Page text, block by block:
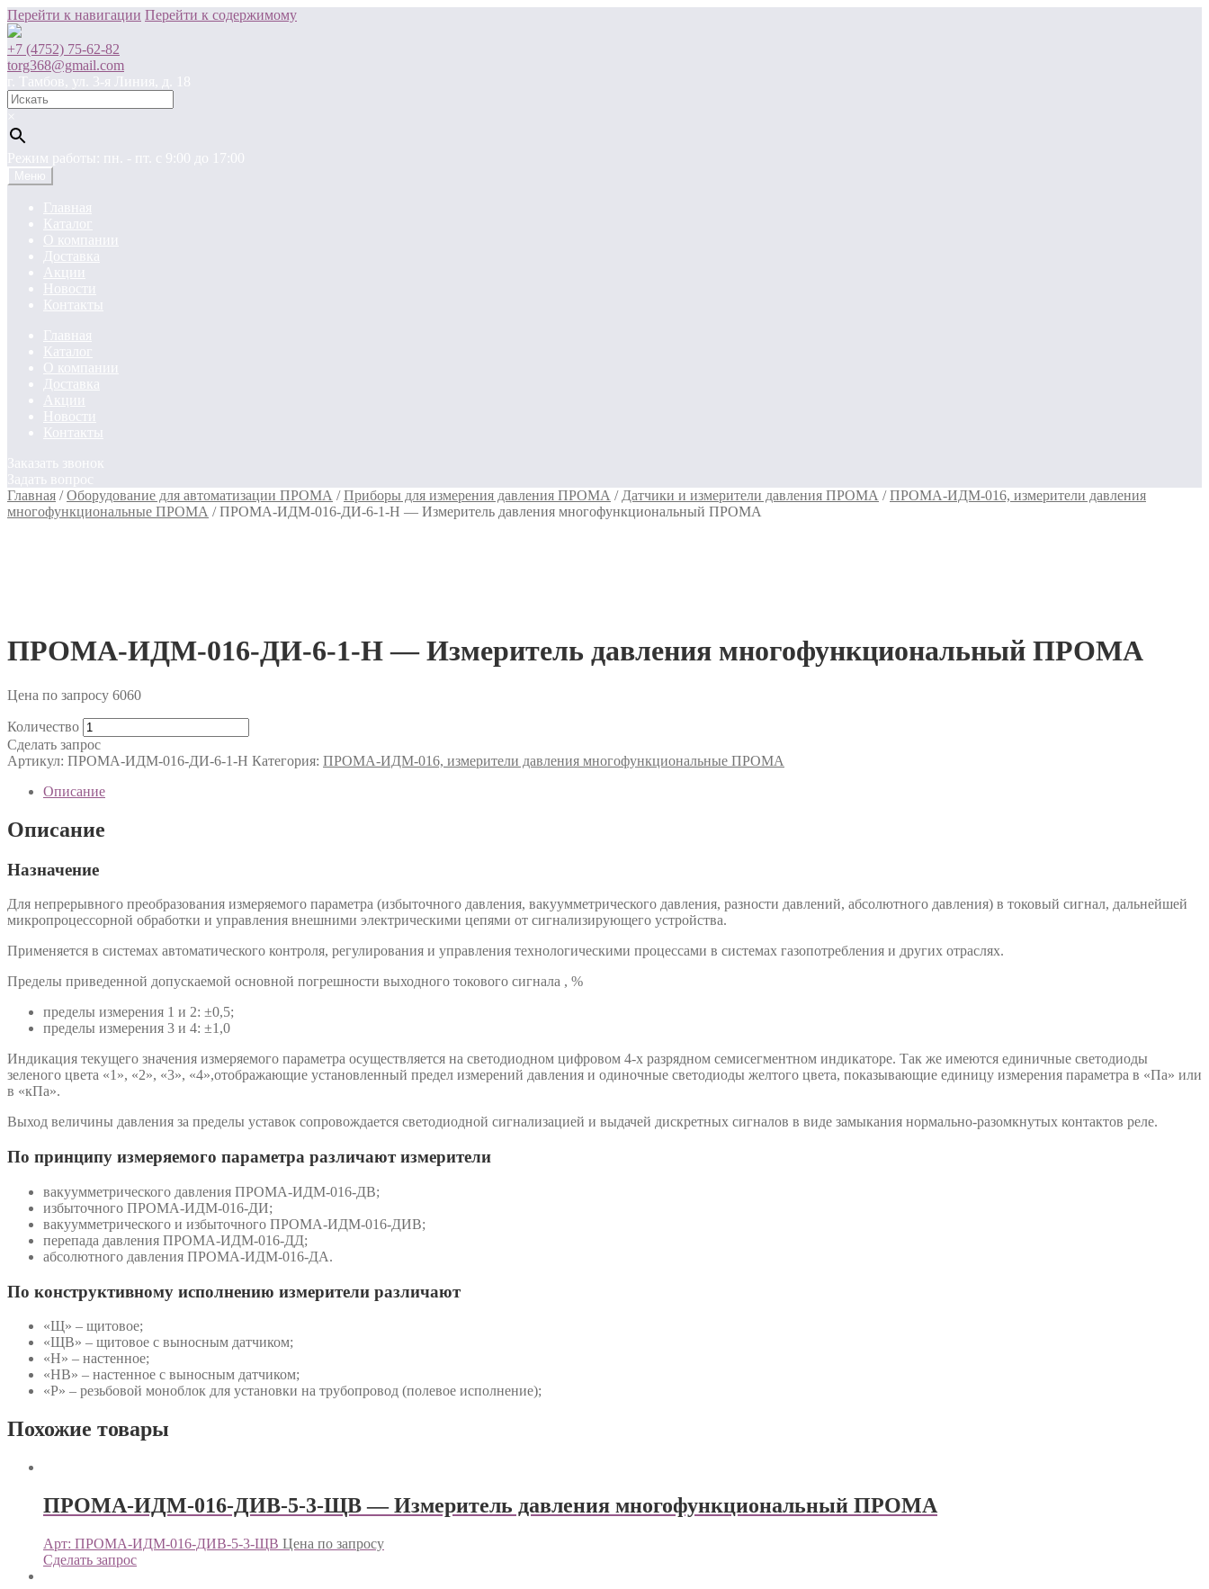
Перейти к навигации Перейти к содержимому
+7 (4752) 75-62-82
torg368@gmail.com
г. Тамбов, ул. 3-я Линия, д. 18
×
Режим работы: пн. - пт. c 9:00 до 17:00
Меню
Главная
Каталог
О компании
Доставка
Акции
Новости
Контакты
Главная
Каталог
О компании
Доставка
Акции
Новости
Контакты
Заказать звонок
Задать вопрос
Главная /Оборудование для автоматизации ПРОМА /Приборы для измерения давления ПРОМА / Датчики и измерители давления ПРОМА /ПРОМА-ИДМ-016, измерители давления
многофункциональные ПРОМА /ПРОМА-ИДМ-016-ДИ-6-1-Н — Измеритель давления многофункциональный ПРОМА
ПРОМА-ИДМ-016-ДИ-6-1-Н — Измеритель давления многофункциональный ПРОМА
Цена по запросу 6060
Количество
Сделать запрос
Артикул: ПРОМА-ИДМ-016-ДИ-6-1-Н Категория: ПРОМА-ИДМ-016, измерители давления многофункциональные ПРОМА
Описание
Описание
Назначение
Для непрерывного преобразования измеряемого параметра (избыточного давления, вакуумметрического давления, разности давлений, абсолютного давления) в токовый сигнал, дальнейшей
микропроцессорной обработки и управления внешними электрическими цепями от сигнализирующего устройства.
Применяется в системах автоматического контроля, регулирования и управления технологическими процессами в системах газопотребления и других отраслях.
Пределы приведенной допускаемой основной погрешности выходного токового сигнала , %
пределы измерения 1 и 2: ±0,5;
пределы измерения 3 и 4: ±1,0
Индикация текущего значения измеряемого параметра осуществляется на светодиодном цифровом 4-х разрядном семисегментном индикаторе. Так же имеются единичные светодиоды
зеленого цвета «1», «2», «3», «4»,отображающие установленный предел измерений давления и одиночные светодиоды желтого цвета, показывающие единицу измерения параметра в «Па» или
в «кПа».
Выход величины давления за пределы уставок сопровождается светодиодной сигнализацией и выдачей дискретных сигналов в виде замыкания нормально-разомкнутых контактов реле.
По принципу измеряемого параметра различают измерители
вакуумметрического давления ПРОМА-ИДМ-016-ДВ;
избыточного ПРОМА-ИДМ-016-ДИ;
вакуумметрического и избыточного ПРОМА-ИДМ-016-ДИВ;
перепада давления ПРОМА-ИДМ-016-ДД;
абсолютного давления ПРОМА-ИДМ-016-ДА.
По конструктивному исполнению измерители различают
«Щ» – щитовое;
«ЩВ» – щитовое с выносным датчиком;
«Н» – настенное;
«НВ» – настенное с выносным датчиком;
«Р» – резьбовой моноблок для установки на трубопровод (полевое исполнение);
Похожие товары
ПРОМА-ИДМ-016-ДИВ-5-3-ЩВ — Измеритель давления многофункциональный ПРОМА
Арт: ПРОМА-ИДМ-016-ДИВ-5-3-ЩВ Цена по запросу
Сделать запрос